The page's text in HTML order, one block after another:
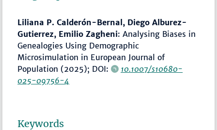
Liliana P. Calderón-Bernal, Diego Alburez-
Gutierrez, Emilio Zagheni: Analysing Biases in
Genealogies Using Demographic
Microsimulation in European Journal of
Population (2025); DOI:
10.1007/s10680-
025-09756-4
Keywords